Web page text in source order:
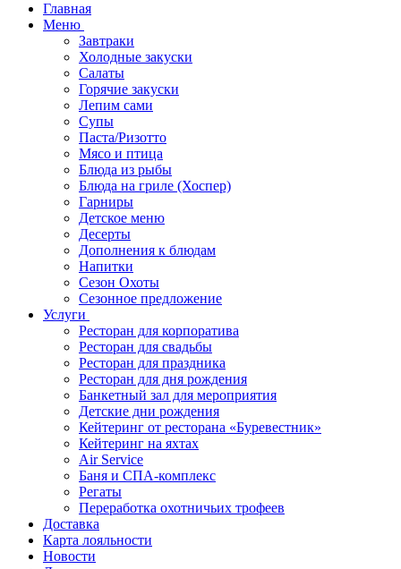
Главная
Меню
Завтраки
Холодные закуски
Салаты
Горячие закуски
Лепим сами
Супы
Паста/Ризотто
Мясо и птица
Блюда из рыбы
Блюда на гриле (Хоспер)
Гарниры
Детское меню
Десерты
Дополнения к блюдам
Напитки
Сезон Охоты
Сезонное предложение
Услуги
Ресторан для корпоратива
Ресторан для свадьбы
Ресторан для праздника
Ресторан для дня рождения
Банкетный зал для мероприятия
Детские дни рождения
Кейтеринг от ресторана «Буревестник»
Кейтеринг на яхтах
Air Service
Баня и СПА-комплекс
Регаты
Переработка охотничьих трофеев
Доставка
Карта лояльности
Новости